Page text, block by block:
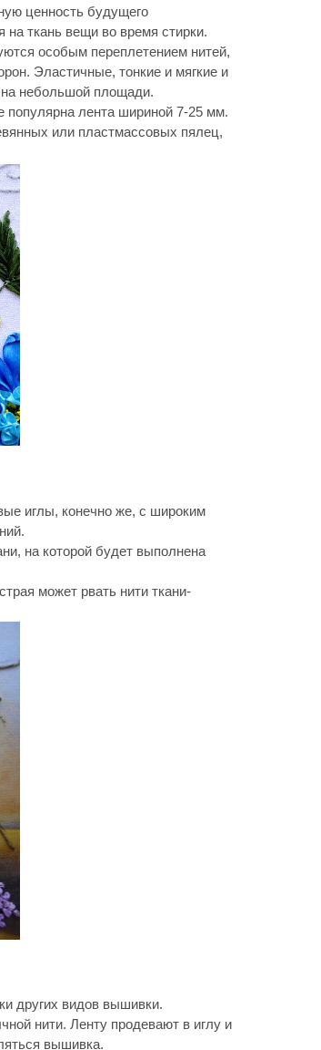
ценность будущего
на ткань вещи во время стирки.
особым переплетением нитей,
Эластичные, тонкие и мягкие и
небольшой площади.
лента шириной 7-25 мм.
или пластмассовых пялец,
иглы, конечно же, с широким
на которой будет выполнена
может рвать нити ткани-
других видов вышивки.
нити. Ленту продевают в иглу и
вышивка.